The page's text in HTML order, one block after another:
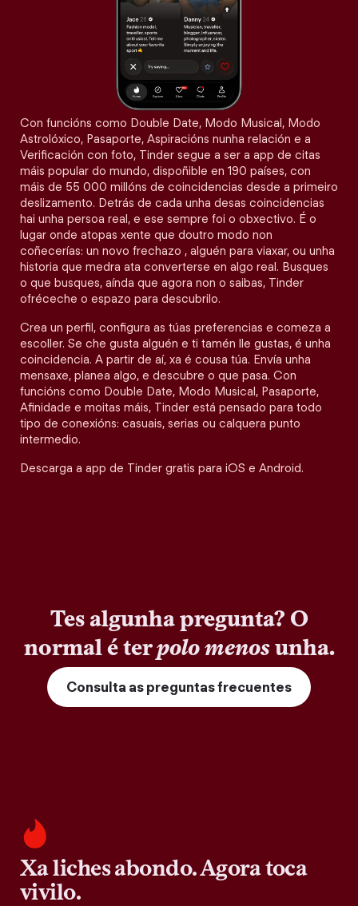
Con funcións como Double Date, Modo Musical, Modo
Astrolóxico, Pasaporte, Aspiracións nunha relación e a
Verificación con foto, Tinder segue a ser a app de citas
máis popular do mundo, dispoñible en 190 países, con
máis de 55 000 millóns de coincidencias desde a primeiro
deslizamento. Detrás de cada unha desas coincidencias
hai unha persoa real, e ese sempre foi o obxectivo. É o
lugar onde atopas xente que doutro modo non
coñecerías: un novo frechazo , alguén para viaxar, ou unha
historia que medra ata converterse en algo real. Busques
o que busques, aínda que agora non o saibas, Tinder
ofréceche o espazo para descubrilo.
Crea un perfil, configura as túas preferencias e comeza a
escoller. Se che gusta alguén e ti tamén lle gustas, é unha
coincidencia. A partir de aí, xa é cousa túa. Envía unha
mensaxe, planea algo, e descubre o que pasa. Con
funcións como Double Date, Modo Musical, Pasaporte,
Afinidade e moitas máis, Tinder está pensado para todo
tipo de conexións: casuais, serias ou calquera punto
intermedio.
Descarga a app de Tinder gratis para iOS e Android.
Tes algunha pregunta? O
normal é terpolo menosunha.
Consulta as preguntas frecuentes
Xa liches abondo. Agora toca
vivilo.